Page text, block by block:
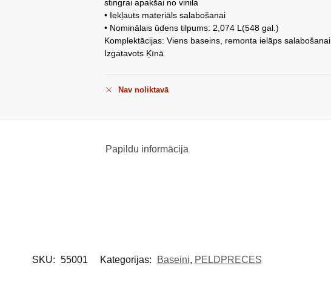
stingrai apakšai no vinila
• Iekļauts materiāls salabošanai
• Nominālais ūdens tilpums: 2,074 L(548 gal.)
Komplektācijas: Viens baseins, remonta ielāps salabošanai
Izgatavots Ķīnā
Nav noliktavā
Papildu informācija
SKU: 55001 Kategorijas: Baseini, PELDPRECES